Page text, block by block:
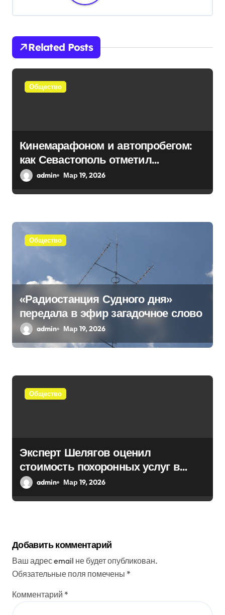
ц
и
я
п
п
и
с
я
Related Posts
Общество
Кинемарафоном и автопробегом:
как Севастополь отметил
воссоединение с Россией
admin Мар 19, 2026
Общество
«Радиостанция Судного дня»
передала в эфир загадочное слово
admin Мар 19, 2026
Общество
Эксперт Шелягов оценил
стоимость похоронных услуг в
России
admin Мар 19, 2026
Добавить комментарий
Ваш адрес email не будет опубликован.
Обязательные поля помечены *
Комментарий *